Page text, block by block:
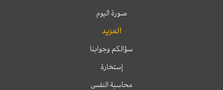
صورة اليوم
المزيد
سؤالكم وجوابنا
إستخارة
محاسبة النفس